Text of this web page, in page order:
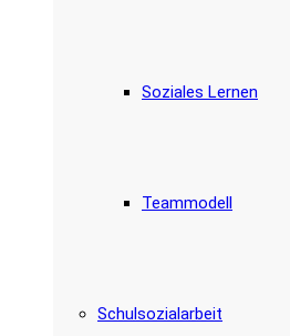
Soziales Lernen
Teammodell
Schulsozialarbeit